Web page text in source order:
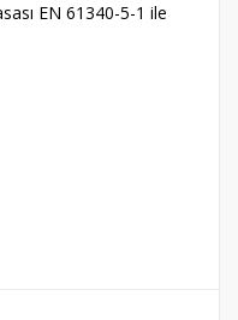
EN 61340-5-1 ile